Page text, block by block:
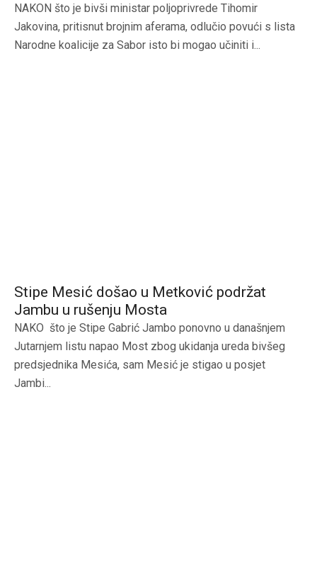
NAKON što je bivši ministar poljoprivrede Tihomir
Jakovina, pritisnut brojnim aferama, odlučio povući s lista
Narodne koalicije za Sabor isto bi mogao učiniti i...
Stipe Mesić došao u Metković podržat
Jambu u rušenju Mosta
NAKO što je Stipe Gabrić Jambo ponovno u današnjem
Jutarnjem listu napao Most zbog ukidanja ureda bivšeg
predsjednika Mesića, sam Mesić je stigao u posjet
Jambi...